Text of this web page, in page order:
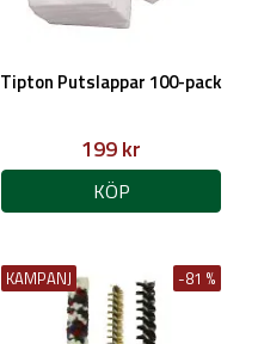
Tipton Putslappar 100-pack
199 kr
KÖP
KAMPANJ -81 %